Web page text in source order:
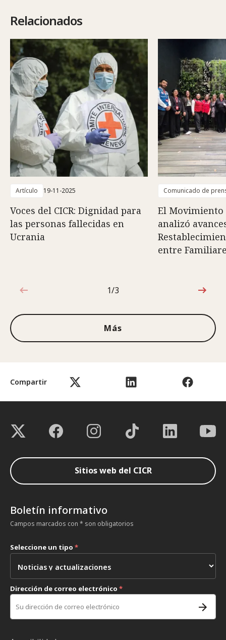
Compartir
Relacionados
Artículo 19-11-2025
Voces del CICR: Dignidad para
las personas fallecidas en
Ucrania
Comunicado de
El Movimiento
analizó
entre
1de3
1/3
Más
Sitios web del CICR
Boletín informativo
Campos marcados con * son obligatorios
Seleccione un tipo *
Dirección de correo electrónico *